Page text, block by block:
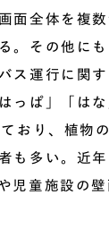
面全体を複
。その他に
ス運行に関
っぱ」「は
おり、植物
も多い。近
児童施設の